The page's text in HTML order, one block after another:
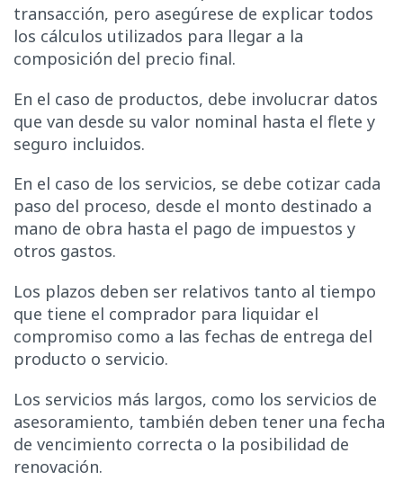
transacción, pero asegúrese de explicar todos
los cálculos utilizados para llegar a la
composición del precio final.
En el caso de productos, debe involucrar datos
que van desde su valor nominal hasta el flete y
seguro incluidos.
En el caso de los servicios, se debe cotizar cada
paso del proceso, desde el monto destinado a
mano de obra hasta el pago de impuestos y
otros gastos.
Los plazos deben ser relativos tanto al tiempo
que tiene el comprador para liquidar el
compromiso como a las fechas de entrega del
producto o servicio.
Los servicios más largos, como los servicios de
asesoramiento, también deben tener una fecha
de vencimiento correcta o la posibilidad de
renovación.